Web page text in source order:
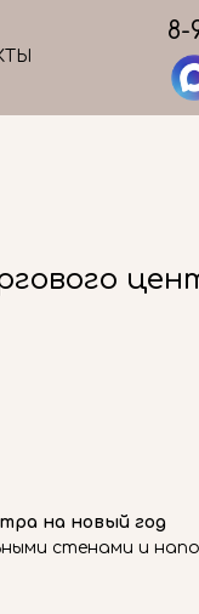
8-
на новый год
стенами и